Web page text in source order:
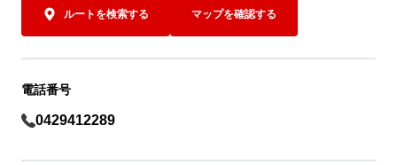
ルートを検索する マップを確認する
電話番号
0429412289